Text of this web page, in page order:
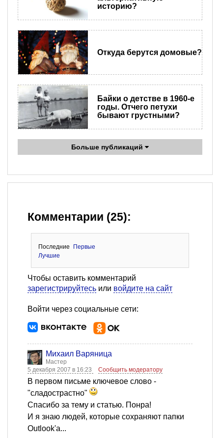
историю?
Откуда берутся домовые?
Байки о детстве в 1960-е
годы. Отчего петухи
бывают грустными?
Больше публикаций
Комментарии (25):
Последние
Первые
Лучшие
Чтобы оставить комментарий
зарегистрируйтесь или войдите на сайт
Войти через социальные сети:
Михаил Варяница
Мастер
5 декабря 2007 в 16:23
Сообщить модератору
В первом письме ключевое слово -
"сладострастно"
Спасибо за тему и статью. Понра!
И я знаю людей, которые сохраняют папки
Outlook'а...